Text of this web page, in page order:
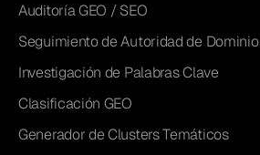
Auditoría GEO / SEO
Seguimiento de Autoridad de Dominio
Investigación de Palabras Clave
Clasificación GEO
Generador de Clusters Temáticos